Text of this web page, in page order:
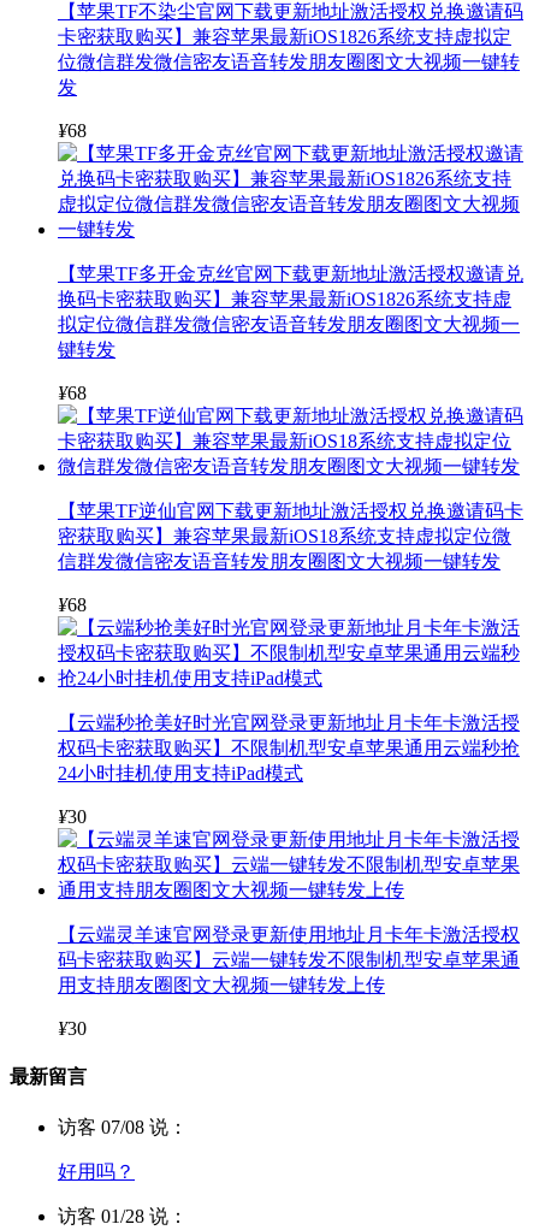
【苹果TF不染尘官网下载更新地址激活授权兑换邀请码
卡密获取购买】兼容苹果最新iOS1826系统支持虚拟定
位微信群发微信密友语音转发朋友圈图文大视频一键转
发
¥68
【苹果TF多开金克丝官网下载更新地址激活授权邀请兑
换码卡密获取购买】兼容苹果最新iOS1826系统支持虚
拟定位微信群发微信密友语音转发朋友圈图文大视频一
键转发
¥68
【苹果TF逆仙官网下载更新地址激活授权兑换邀请码卡
密获取购买】兼容苹果最新iOS18系统支持虚拟定位微
信群发微信密友语音转发朋友圈图文大视频一键转发
¥68
【云端秒抢美好时光官网登录更新地址月卡年卡激活授
权码卡密获取购买】不限制机型安卓苹果通用云端秒抢
24小时挂机使用支持iPad模式
¥30
【云端灵羊速官网登录更新使用地址月卡年卡激活授权
码卡密获取购买】云端一键转发不限制机型安卓苹果通
用支持朋友圈图文大视频一键转发上传
¥30
最新留言
访客 07/08 说：
好用吗？
访客 01/28 说：